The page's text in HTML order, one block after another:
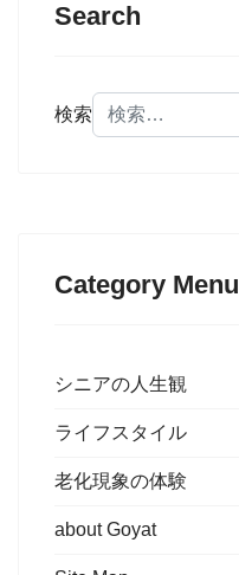
Search
検索
Category Menu
シニアの人生観
ライフスタイル
老化現象の体験
about Goyat